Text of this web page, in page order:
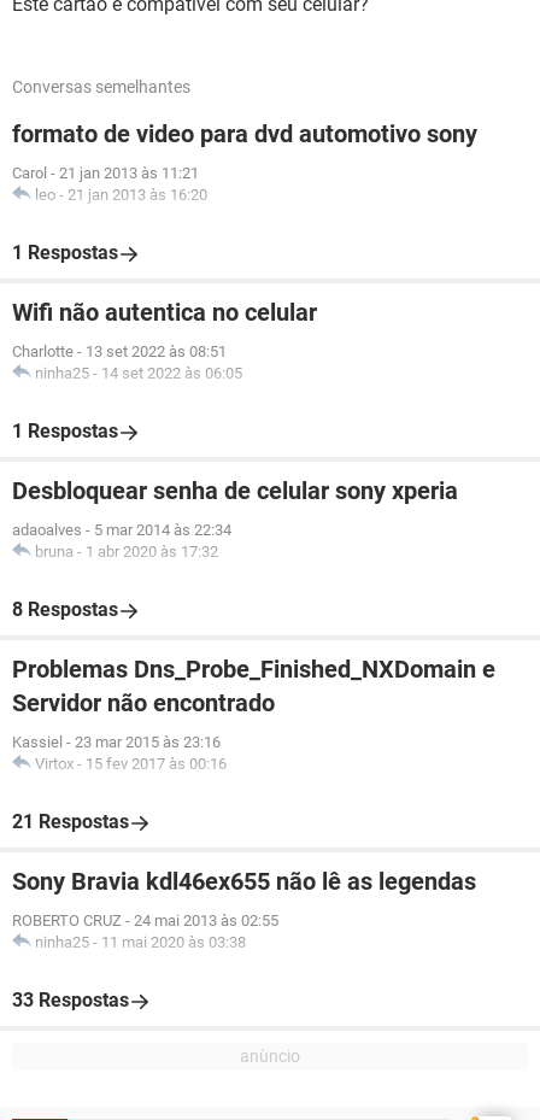
Conversas semelhantes
formato de video para dvd automotivo sony
Carol - 21 jan 2013 às 11:21
leo - 21 jan 2013 às 16:20
1 Respostas
Wifi não autentica no celular
Charlotte - 13 set 2022 às 08:51
ninha25 - 14 set 2022 às 06:05
1 Respostas
Desbloquear senha de celular sony xperia
adaoalves - 5 mar 2014 às 22:34
bruna - 1 abr 2020 às 17:32
8 Respostas
Problemas Dns_Probe_Finished_NXDomain e
Servidor não encontrado
Kassiel - 23 mar 2015 às 23:16
Virtox - 15 fev 2017 às 00:16
21 Respostas
Sony Bravia kdl46ex655 não lê as legendas
ROBERTO CRUZ - 24 mai 2013 às 02:55
ninha25 - 11 mai 2020 às 03:38
33 Respostas